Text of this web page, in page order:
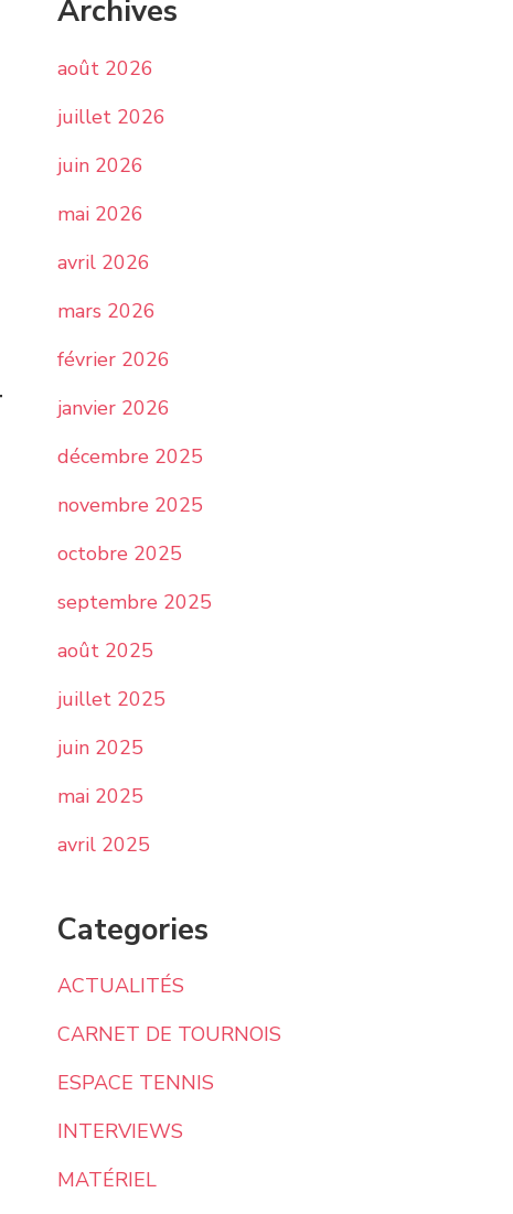
Archives
août 2026
juillet 2026
juin 2026
mai 2026
avril 2026
mars 2026
février 2026
janvier 2026
décembre 2025
novembre 2025
octobre 2025
septembre 2025
août 2025
juillet 2025
juin 2025
mai 2025
avril 2025
Categories
ACTUALITÉS
CARNET DE TOURNOIS
ESPACE TENNIS
INTERVIEWS
MATÉRIEL